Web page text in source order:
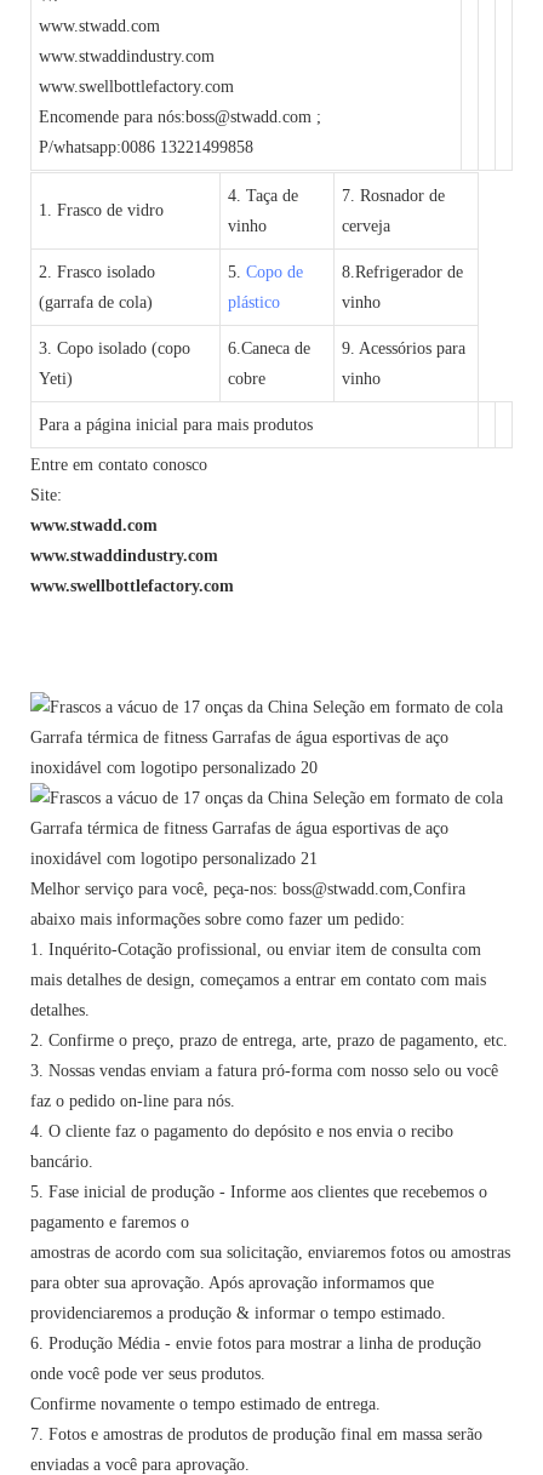
www.stwadd.com
www.stwaddindustry.com
www.swellbottlefactory.com
Encomende para nós:boss@stwadd.com ;
P/whatsapp:0086 13221499858
1. Frasco de vidro
4. Taça de
vinho
7. Rosnador de
cerveja
2. Frasco isolado
(garrafa de cola)
5.Copo de
plástico
8.Refrigerador de
vinho
3. Copo isolado (copo
Yeti)
6.Caneca de
cobre
9. Acessórios para
vinho
Para a página inicial para mais produtos
Entre em contato conosco
Site:
www.stwadd.com
www.stwaddindustry.com
www.swellbottlefactory.com
Melhor serviço para você, peça-nos: boss@stwadd.com,Confira
abaixo mais informações sobre como fazer um pedido:
1. Inquérito-Cotação profissional, ou enviar item de consulta com
mais detalhes de design, começamos a entrar em contato com mais
detalhes.
2. Confirme o preço, prazo de entrega, arte, prazo de pagamento, etc.
3. Nossas vendas enviam a fatura pró-forma com nosso selo ou você
faz o pedido on-line para nós.
4. O cliente faz o pagamento do depósito e nos envia o recibo
bancário.
5. Fase inicial de produção - Informe aos clientes que recebemos o
pagamento e faremos o
amostras de acordo com sua solicitação, enviaremos fotos ou amostras
para obter sua aprovação. Após aprovação informamos que
providenciaremos a produção & informar o tempo estimado.
6. Produção Média - envie fotos para mostrar a linha de produção
onde você pode ver seus produtos.
Confirme novamente o tempo estimado de entrega.
7. Fotos e amostras de produtos de produção final em massa serão
enviadas a você para aprovação.